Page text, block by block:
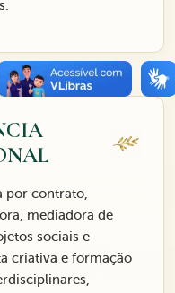
por contrato,
mediadora de
sociais e
criativa e formação